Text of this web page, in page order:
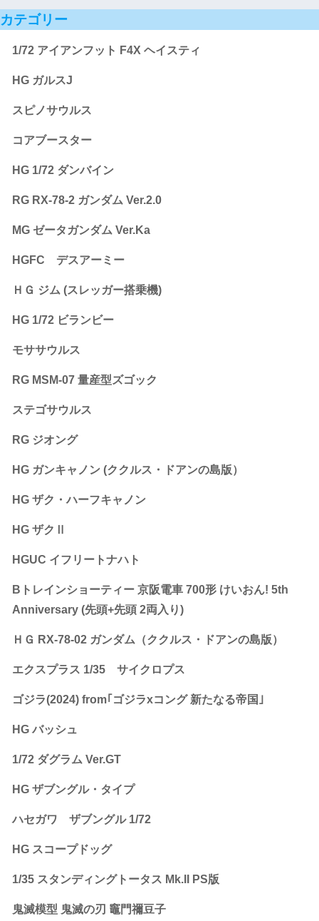
カテゴリー
1/72 アイアンフット F4X ヘイスティ
HG ガルスJ
スピノサウルス
コアブースター
HG 1/72 ダンバイン
RG RX-78-2 ガンダム Ver.2.0
MG ゼータガンダム Ver.Ka
HGFC デスアーミー
ＨＧ ジム (スレッガー搭乗機)
HG 1/72 ビランビー
モササウルス
RG MSM-07 量産型ズゴック
ステゴサウルス
RG ジオング
HG ガンキャノン (ククルス・ドアンの島版）
HG ザク・ハーフキャノン
HG ザクⅡ
HGUC イフリートナハト
Bトレインショーティー 京阪電車 700形 けいおん! 5th
Anniversary (先頭+先頭 2両入り)
ＨＧ RX-78-02 ガンダム（ククルス・ドアンの島版）
エクスプラス 1/35 サイクロプス
ゴジラ(2024) from｢ゴジラxコング 新たなる帝国｣
HG バッシュ
1/72 ダグラム Ver.GT
HG ザブングル・タイプ
ハセガワ ザブングル 1/72
HG スコープドッグ
1/35 スタンディングトータス Mk.II PS版
鬼滅模型 鬼滅の刃 竈門禰豆子